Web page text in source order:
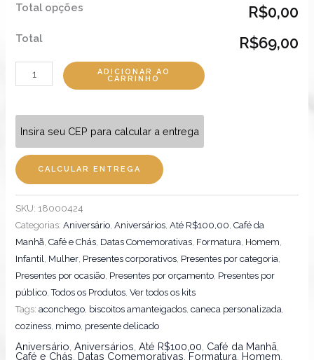
Total opções R$0,00
Total R$69,00
ADICIONAR AO
CARRINHO
Insira seu CEP para calcular a entrega
CALCULAR ENTREGA
SKU: 18000424
Categorias:Aniversário ,Aniversários ,Até R$100,00 ,Café da
Manhã ,Café e Chás Datas Comemorativas Formatura Homem
Infantil Mulher Presentes corporativos Presentes por categoria
Presentes por ocasião Presentes por orçamento Presentes por
público ,Todos os Produtos ,Ver todos os kits
Tags:aconchego biscoitos amanteigados ,caneca personalizada
coziness mimo presente delicado
Aniversário ,Aniversários ,Até R$100,00 Café da Manhã
Café e Chás Datas Comemorativas Formatura Homem